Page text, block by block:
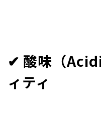
✔︎ 酸味（
ィティ